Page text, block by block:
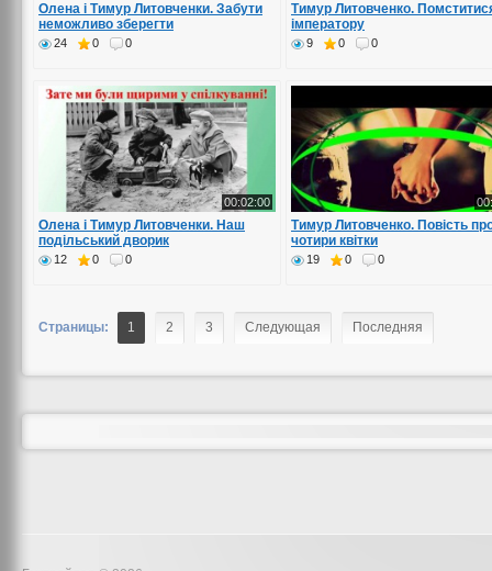
Олена і Тимур Литовченки. Забути
неможливо зберегти
24 0 0
Тимур Литовченко.
імператору
9 0 0
00:02:00
Олена і Тимур Литовченки. Наш
подільський дворик
12 0 0
Тимур Литовченко. Повість
чотири квітки
19 0 0
Страницы: 1 2 3 Следующая Последняя